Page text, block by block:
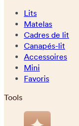
Lits
Matelas
Cadres de lit
Canapés-lit
Accessoires
Mini
Favoris
Tools